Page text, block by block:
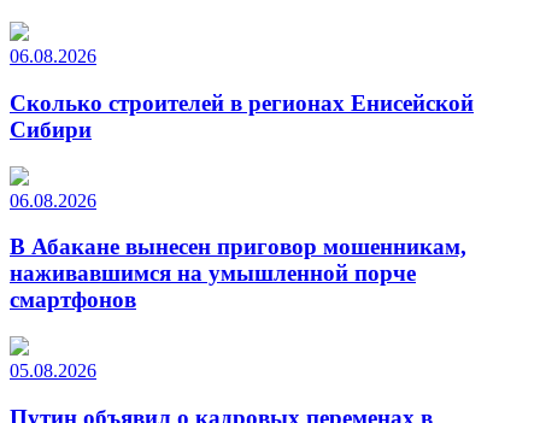
06.08.2026
Сколько строителей в регионах Енисейской
Сибири
06.08.2026
В Абакане вынесен приговор мошенникам,
наживавшимся на умышленной порче
смартфонов
05.08.2026
Путин объявил о кадровых переменах в